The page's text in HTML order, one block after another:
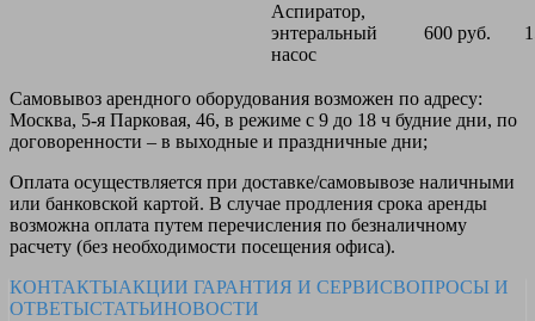
Аспиратор,
энтеральный
насос
600 руб.
Самовывоз арендного оборудования возможен по адресу:
Москва, 5-я Парковая, 46, в режиме с 9 до 18 ч будние дни, по
договоренности – в выходные и праздничные дни;
Оплата осуществляется при доставке/самовывозе наличными
или банковской картой. В случае продления срока аренды
возможна оплата путем перечисления по безналичному
расчету (без необходимости посещения офиса).
КОНТАКТЫАКЦИИ ГАРАНТИЯ И СЕРВИСВОПРОСЫ И
ОТВЕТЫСТАТЬИНОВОСТИ